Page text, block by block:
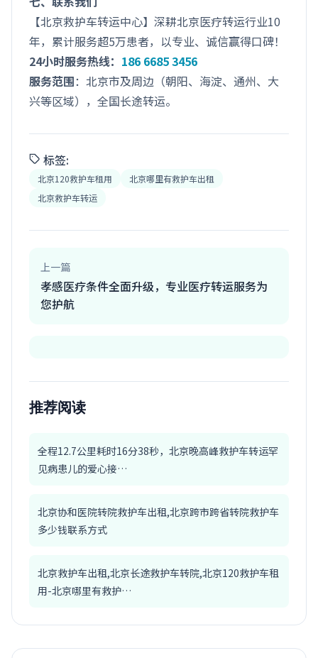
【北京救护车转运中心】深耕北京医疗转运行业10
年，累计服务超5万患者，以专业、诚信赢得口碑！
24小时服务热线： 186 6685 3456
服务范围：北京市及周边（朝阳、海淀、通州、大
兴等区域），全国长途转运。
标签:
北京120救护车租用
北京哪里有救护车出租
北京救护车转运
上一篇
孝感医疗条件全面升级，专业医疗转运服务为
您护航
推荐阅读
全程12.7公里耗时16分38秒，北京晚高峰救护车转运罕
见病患儿的爱心接…
北京协和医院转院救护车出租,北京跨市跨省转院救护车
多少钱联系方式
北京救护车出租,北京长途救护车转院,北京120救护车租
用-北京哪里有救护…